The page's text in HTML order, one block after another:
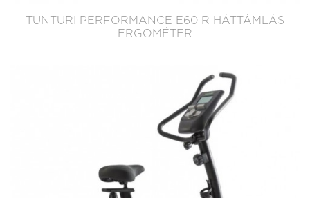
TUNTURI PERFORMANCE E60 R HÁTTÁMLÁS
ERGOMÉTER